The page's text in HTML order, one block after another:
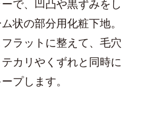
で、凹凸や黒ずみをし
状の部分用化粧下地。
ラットに整えて、毛穴
カリやくずれと同時に
プします。